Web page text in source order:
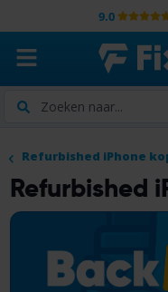
9.0
Zoeken
Refurbished iPhone
Refurbished